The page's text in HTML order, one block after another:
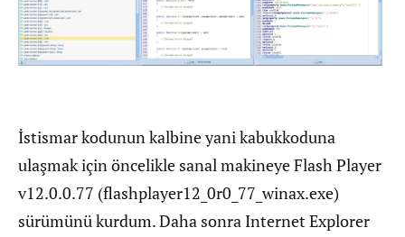
İstismar kodunun kalbine yani kabukkoduna
ulaşmak için öncelikle sanal makineye Flash Player
v12.0.0.77 (flashplayer12_0r0_77_winax.exe)
sürümünü kurdum. Daha sonra Internet Explorer